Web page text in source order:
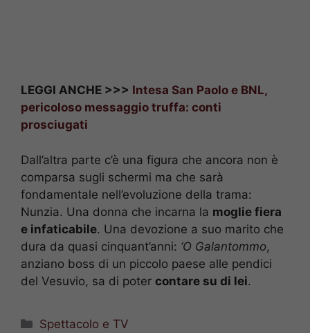
LEGGI ANCHE >>> Intesa San Paolo e BNL,
pericoloso messaggio truffa: conti
prosciugati
Dall’altra parte c’è una figura che ancora non è
comparsa sugli schermi ma che sarà
fondamentale nell’evoluzione della trama:
Nunzia. Una donna che incarna la moglie fiera
e infaticabile. Una devozione a suo marito che
dura da quasi cinquant’anni: ‘O Galantommo,
anziano boss di un piccolo paese alle pendici
del Vesuvio, sa di poter contare su di lei.
Categorie
Spettacolo e TV